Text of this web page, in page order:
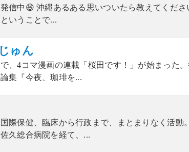
信中😆 沖縄あるある思いついたら教えてくだ
いうことで...
ゅん
、4コマ漫画の連載「桜田です！」が始まった
集『今夜、珈琲を...
際保健、臨床から行政まで、まとまりなく活動
久総合病院を経て、...